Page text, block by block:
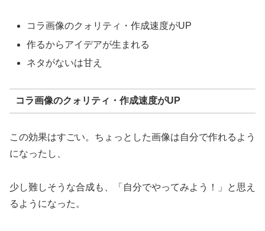
コラ画像のクォリティ・作成速度がUP
作るからアイデアが生まれる
ネタがないは甘え
コラ画像のクォリティ・作成速度がUP
この効果はすごい。ちょっとした画像は自分で作れるよう
になったし、
少し難しそうな合成も、「自分でやってみよう！」と思え
るようになった。